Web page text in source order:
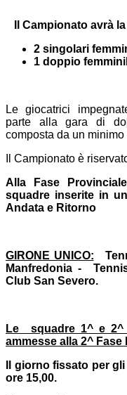
Il Campionato avrà
2 singolari
1 doppio
Le giocatrici
parte alla gara di
composta da un
Il Campionato è
Alla Fase
squadre inserite in
Andata e Ritorno
GIRONE UNICO:
Manfredonia -
Club San Severo.
Le squadre 1^ e 2^
ammesse alla 2^ Fase
Il giorno fissato per
ore 15,00.